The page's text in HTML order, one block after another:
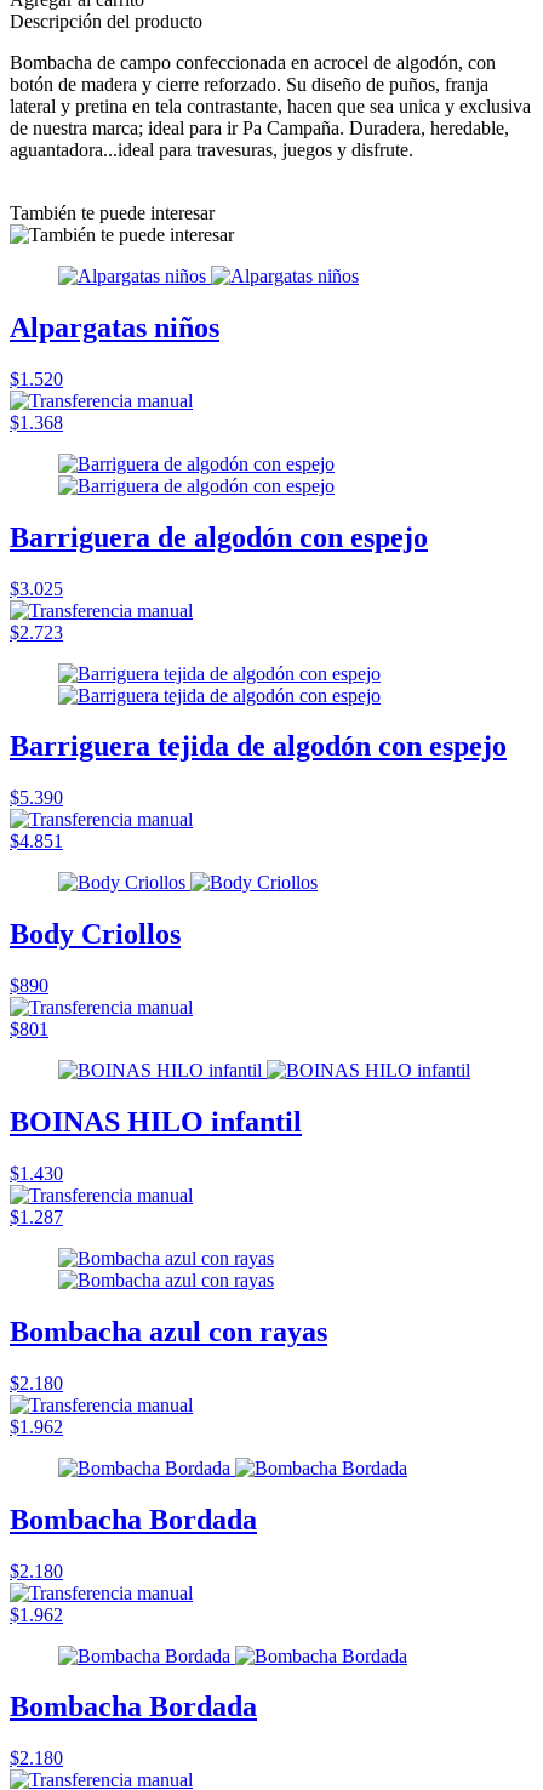
Descripción del producto
Bombacha de campo confeccionada en acrocel de algodón, con
botón de madera y cierre reforzado. Su diseño de puños, franja
lateral y pretina en tela contrastante, hacen que sea unica y exclusiva
de nuestra marca; ideal para ir Pa Campaña. Duradera, heredable,
aguantadora...ideal para travesuras, juegos y disfrute.
También te puede interesar
Alpargatas niños
$1.520
$1.368
Barriguera de algodón con espejo
$3.025
$2.723
Barriguera tejida de algodón con espejo
$5.390
$4.851
Body Criollos
$890
$801
BOINAS HILO infantil
$1.430
$1.287
Bombacha azul con rayas
$2.180
$1.962
Bombacha Bordada
$2.180
$1.962
Bombacha Bordada
$2.180